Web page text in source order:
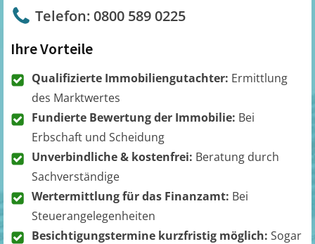
Telefon: 0800 589 0225
Ihre Vorteile
Qualifizierte Immobiliengutachter: Ermittlung
des Marktwertes
Fundierte Bewertung der Immobilie: Bei
Erbschaft und Scheidung
Unverbindliche & kostenfrei: Beratung durch
Sachverständige
Wertermittlung für das Finanzamt: Bei
Steuerangelegenheiten
Besichtigungstermine kurzfristig möglich: Sogar